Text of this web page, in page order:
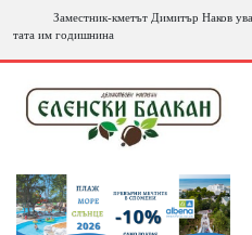
Заместник-кметът Димитър Наков
тата им годишнина